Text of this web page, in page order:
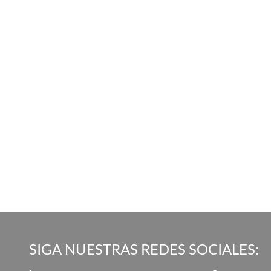
SIGA NUESTRAS REDES SOCIALES: